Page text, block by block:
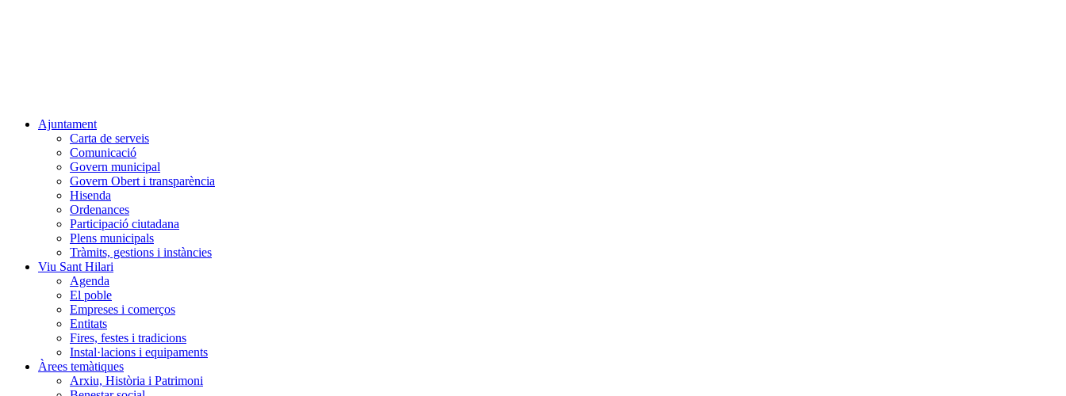
Ajuntament
Carta de serveis
Comunicació
Govern municipal
Govern Obert i transparència
Hisenda
Ordenances
Participació ciutadana
Plens municipals
Tràmits, gestions i instàncies
Viu Sant Hilari
Agenda
El poble
Empreses i comerços
Entitats
Fires, festes i tradicions
Instal·lacions i equipaments
Àrees temàtiques
Arxiu, Història i Patrimoni